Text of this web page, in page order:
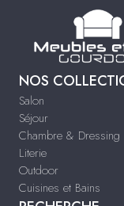
NOS
Salon
Séjour
Chambre & Dressing
Literie
Outdoor
Cuisines et Bains